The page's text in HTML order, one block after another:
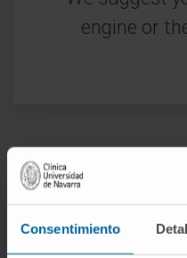
Consentimiento
engine or